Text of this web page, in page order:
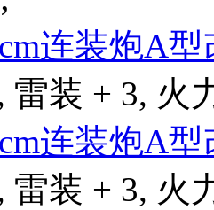
连装炮A型
雷装 + 3, 火
连装炮A型
雷装 + 3, 火